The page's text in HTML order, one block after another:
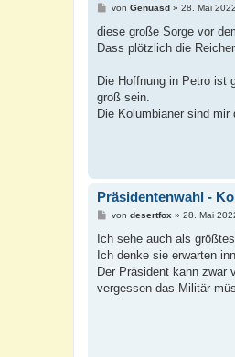
B
i
r
von Genuasd» 28. Mai
diese große Sorge vor
Dass plötzlich die
Die Hoffnung in Petro ist
groß sein.
Die Kolumbianer sind
Präsidentenwahl -
B
i
r
a
von desertfox » 28. Mai
Ich sehe auch als
Ich denke sie erwarten
Der Präsident kann
vergessen das Militär